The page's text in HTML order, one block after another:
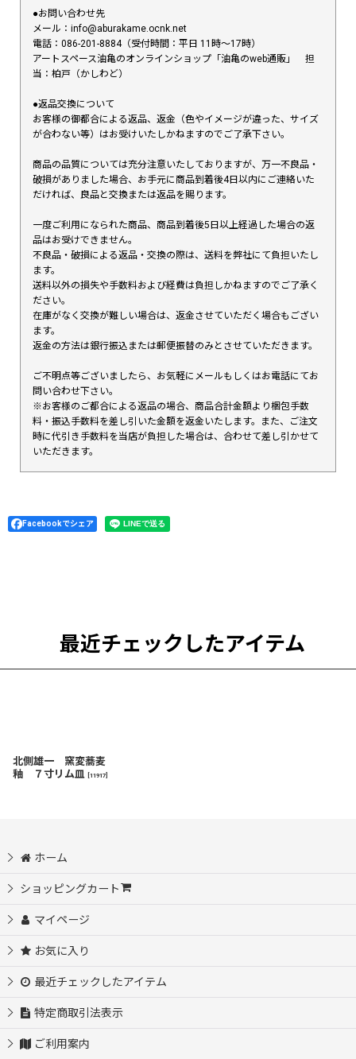
●お問い合わせ先
メール：info@aburakame.ocnk.net
電話：086-201-8884（受付時間：平日 11時〜17時）
アートスペース油亀のオンラインショップ「油亀のweb通販」 担
当：柏戸（かしわど）
●返品交換について
お客様の御都合による返品、返金（色やイメージが違った、サイズ
が合わない等）はお受けいたしかねますのでご了承下さい。
商品の品質については充分注意いたしておりますが、万一不良品・
破損がありました場合、お手元に商品到着後4日以内にご連絡いた
だければ、良品と交換または返品を賜ります。
一度ご利用になられた商品、商品到着後5日以上経過した場合の返
品はお受けできません。
不良品・破損による返品・交換の際は、送料を弊社にて負担いたし
ます。
送料以外の損失や手数料および経費は負担しかねますのでご了承く
ださい。
在庫がなく交換が難しい場合は、返金させていただく場合もござい
ます。
返金の方法は銀行振込または郵便振替のみとさせていただきます。
ご不明点等ございましたら、お気軽にメールもしくはお電話にてお
問い合わせ下さい。
※お客様のご都合による返品の場合、商品合計金額より梱包手数
料・振込手数料を差し引いた金額を返金いたします。また、ご注文
時に代引き手数料を当店が負担した場合は、合わせて差し引かせて
いただきます。
Facebookでシェア
最近チェックしたアイテム
北側雄一 窯変蕎麦
釉 ７寸リム皿
11917
ホーム
ショッピングカート
マイページ
お気に入り
最近チェックしたアイテム
特定商取引法表示
ご利用案内